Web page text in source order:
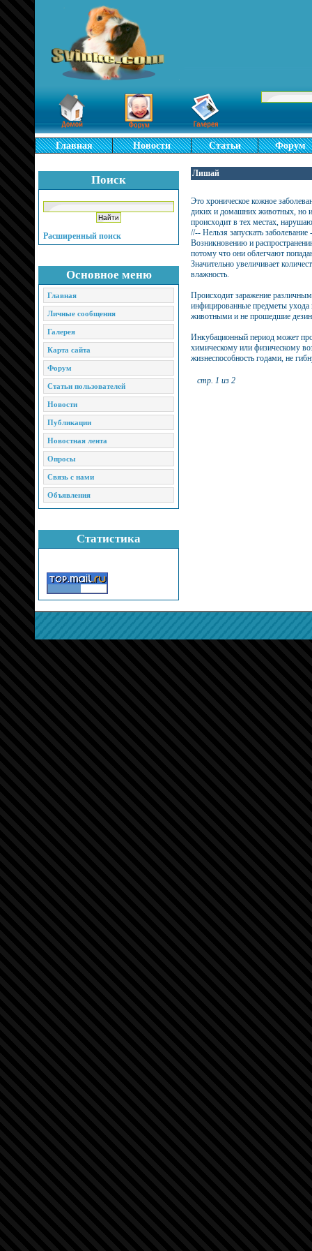
Главная Новости Статьи Форум
Поиск
Расширенный поиск
Основное меню
Главная
Личные сообщения
Галерея
Карта сайта
Форум
Статьи пользователей
Новости
Публикации
Новостная лента
Опросы
Связь с нами
Объявления
Статистика
Лишай
Это хроническое кожное
диких и домашних животных, но и
происходит в тех местах,
//-- Нельзя запускать заболевание
Возникновению и
потому что они облегчают
Значительно увеличивает
влажность.
Происходит заражение
инфицированные предметы ухода
животными и не прошедшие
Инкубационный период может
химическому или физическому
жизнеспособность годами, не
стр. 1 из 2